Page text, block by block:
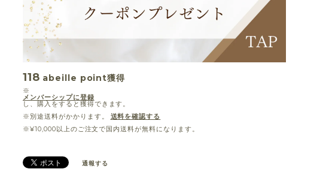
118 abeille point獲得
※
メンバーシップに登録
し、購入をすると獲得できます。
※別途送料がかかります。
送料を確認する
※¥10,000以上のご注文で国内送料が無料になります。
通報する